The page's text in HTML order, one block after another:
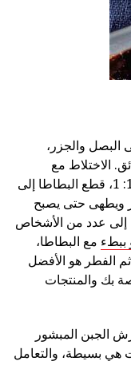
البصل والجزر،
المفروم ويطهى لمدة 10 دقائق. الاختلاط مع
الطازجة مخلل الملفوف تمزيقه في نسبة 1: 1، قطع البطاطا إلى
ويطهى حتى يصبح
إلى عدد من الأشخاص
مع البطاطا،
الفطر هو الأفضل
بك والمنتجات
الجبن المبشور
هي بسيطة، والتعامل